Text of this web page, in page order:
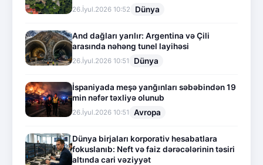
26.İyul.2026 10:52 Dünya
And dağları yarılır: Argentina və Çili
arasında nəhəng tunel layihəsi
26.İyul.2026 10:51 Dünya
İspaniyada meşə yanğınları səbəbindən 19
min nəfər təxliyə olunub
26.İyul.2026 10:51 Avropa
Dünya birjaları korporativ hesabatlara
fokuslanıb: Neft və faiz dərəcələrinin təsiri
altında cari vəziyyət